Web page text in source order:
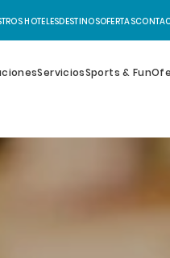
HOTELESDESTINOSOFERTAS
ServiciosSports & Fun